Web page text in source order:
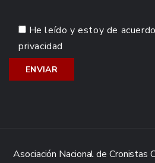
He leído y estoy de
privacidad
Asociación Nacional de